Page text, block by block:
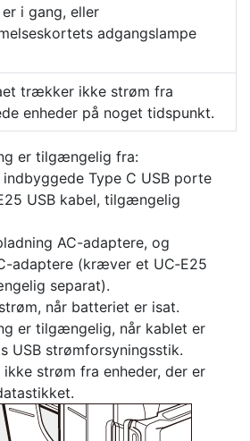
i gang, eller
adgangslampe
trækker ikke strøm fra
enheder på noget tidspunkt.
er tilgængelig fra:
Type C USB porte
USB kabel, tilgængelig
AC-adaptere, og
adaptere (kræver et UC‑E25
separat).
når batteriet er isat.
er tilgængelig, når kablet er
USB strømforsyningsstik.
strøm fra enheder, der er